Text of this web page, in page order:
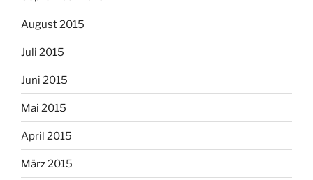
August 2015
Juli 2015
Juni 2015
Mai 2015
April 2015
März 2015